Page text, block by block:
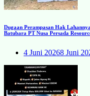
Dugaan Perampasan Hak
Batubara PT Nusa Persada
4 Juni 20268 Juni